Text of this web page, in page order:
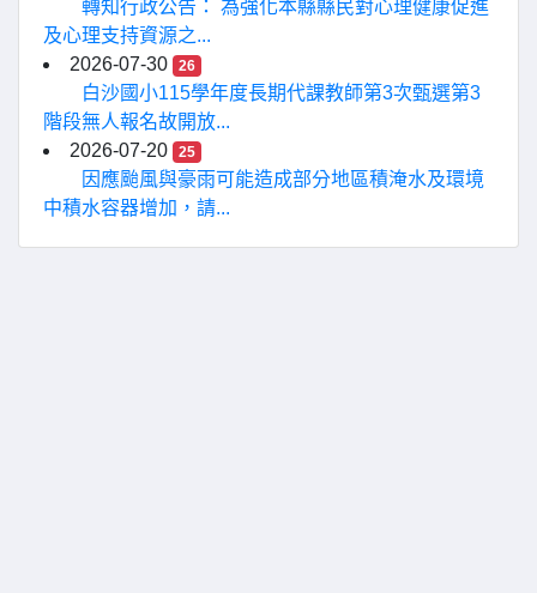
轉知行政公告： 為強化本縣縣民對心理健康促進
及心理支持資源之...
2026-07-30
26
白沙國小115學年度長期代課教師第3次甄選第3
階段無人報名故開放...
2026-07-20
25
因應颱風與豪雨可能造成部分地區積淹水及環境
中積水容器增加，請...